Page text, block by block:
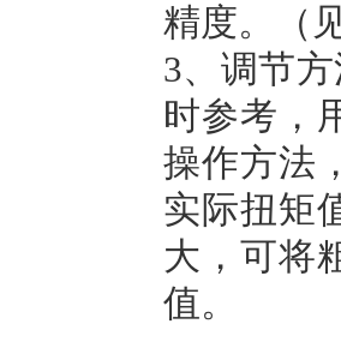
精度。（
3、调节
时参考，
操作方法
实际扭矩
大，可将
值。